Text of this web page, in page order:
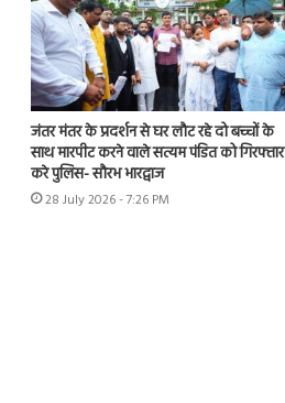
जंतर मंतर के प्रदर्शन से घर लौट रहे दो बच्चों के
साथ मारपीट करने वाले सत्यम पंडित को गिरफ्तार
करे पुलिस- सौरभ भारद्वाज
28 July 2026 - 7:26 PM